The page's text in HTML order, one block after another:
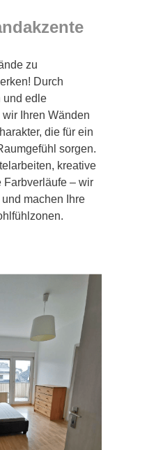
zu
Durch
und edle
Ihren Wänden
die für ein
sorgen.
kreative
Farbverläufe – wir
machen Ihre